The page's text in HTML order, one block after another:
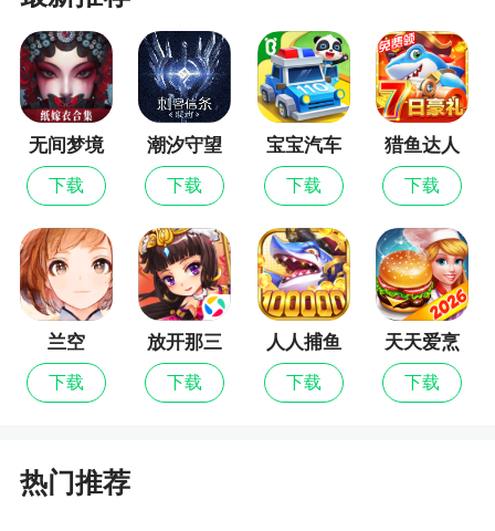
3、来自顶级团队的史诗巨制，捕鱼海岛即将震
撼来袭
更新日志
喜临门，好运连连；
2、周年庆典盛大开启，冠军鲨鱼助你爆金，福
利天天领；
3、优化了多处界面的显示效果；
4、修复了一些问题。
无间梦境
下载
潮汐守望
者
下载
宝宝汽车
城市
下载
猎鱼达人
下载
兰空
下载
放开那三
国
下载
人人捕鱼
下载
天天爱烹
饪
下载
热门推荐